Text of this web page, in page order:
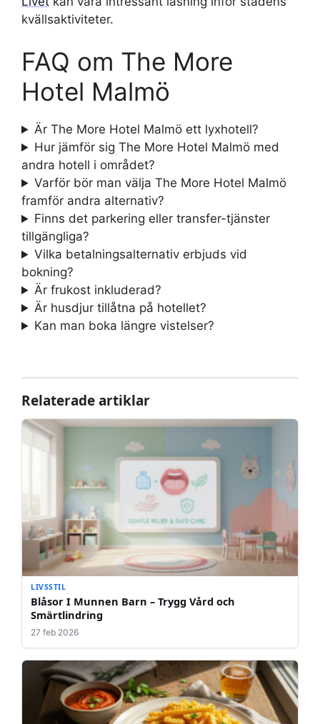
kvällsaktiviteter.
FAQ om The More
Hotel Malmö
Är The More Hotel Malmö ett lyxhotell?
Hur jämför sig The More Hotel Malmö med
andra hotell i området?
Varför bör man välja The More Hotel Malmö
framför andra alternativ?
Finns det parkering eller transfer-tjänster
tillgängliga?
Vilka betalningsalternativ erbjuds vid
bokning?
Är frukost inkluderad?
Är husdjur tillåtna på hotellet?
Kan man boka längre vistelser?
Relaterade artiklar
LIVSSTIL
Blåsor I Munnen Barn – Trygg Vård och
Smärtlindring
27 feb 2026